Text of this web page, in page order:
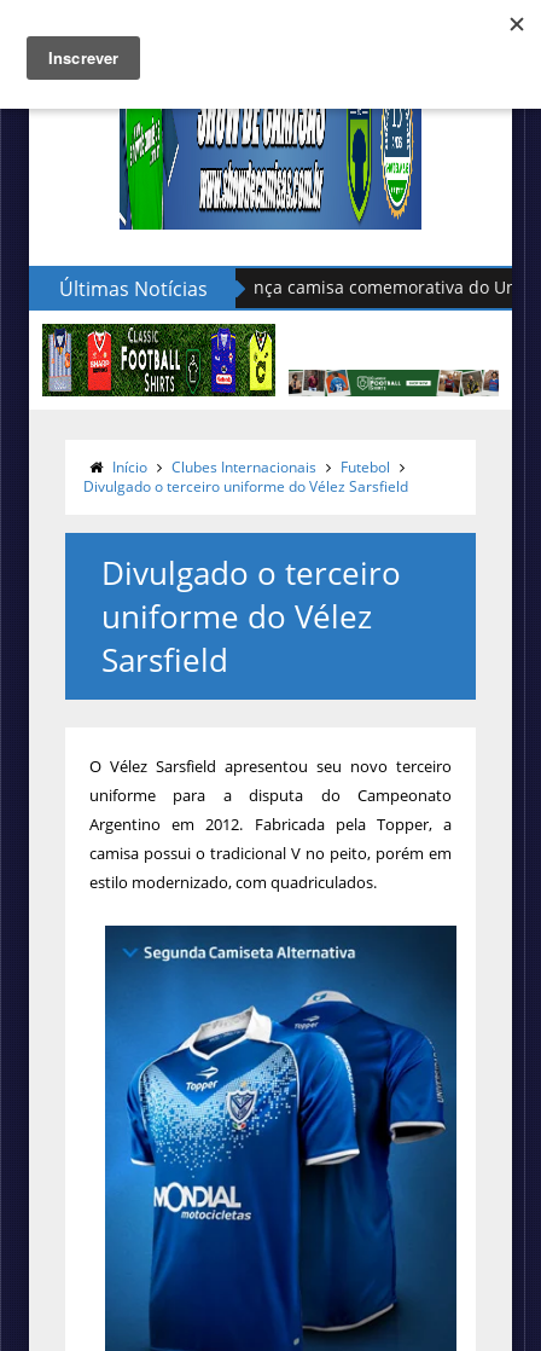
Últimas Notícias Puma apresenta as novas
Início Clubes Internacionais
Futebol
Divulgado o terceiro uniforme do Vélez Sarsfield
Divulgado o terceiro
uniforme do Vélez
Sarsfield
O Vélez Sarsfield apresentou seu novo terceiro
uniforme para a disputa do Campeonato
Argentino em 2012. Fabricada pela Topper, a
camisa possui o tradicional V no peito, porém em
estilo modernizado, com quadriculados.